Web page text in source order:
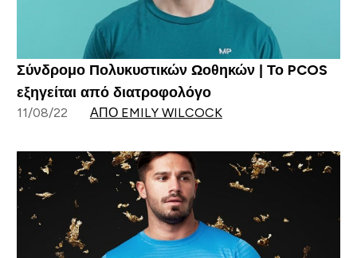
Σύνδρομο Πολυκυστικών Ωοθηκών | Το PCOS
εξηγείται από διατροφολόγο
11/08/22 ΑΠΌ EMILY WILCOCK